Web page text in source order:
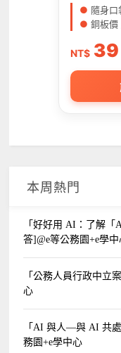
● 隨身
● 銅板價
NT$ 39
本周熱門
「好好用 AI：了解
答]@e等公務園+e學中
「公務人員行政中立
心
「AI 與人—與 AI 共
務園+e學中心